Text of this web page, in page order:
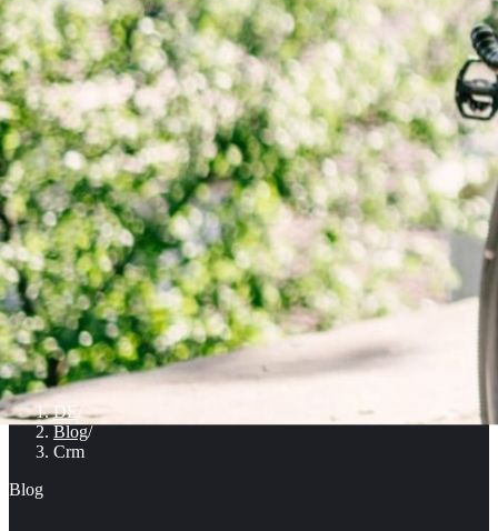
DE/
Blog/
Crm
Blog